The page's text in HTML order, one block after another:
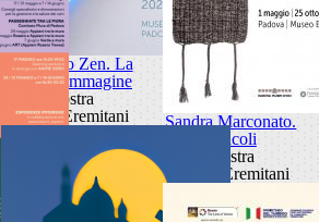
Giancarlo Zen. La
luce fa l'immagine
Mostra
Museo Eremitani
Sandra Marconato.
Oracoli
Mostra
Museo Eremitani